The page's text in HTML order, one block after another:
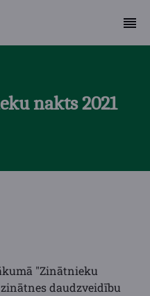
nakts 2021
"Zinātnieku
daudzveidību